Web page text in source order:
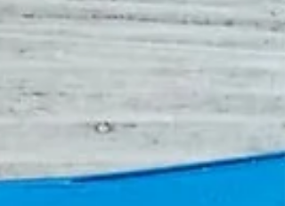
johtaja Itkonen Esko Matti Nykänen
ilmoittaa alkamisajankohdan
ilmoittautuneille. (9.00-10.00)